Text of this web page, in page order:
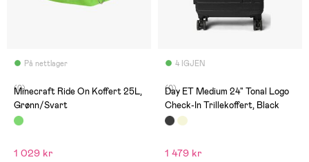
På nettlager
(0)
Minecraft Ride On Koffert 25L,
Grønn/Svart
1 029 kr
4 IGJEN
(0)
Day ET Medium 24" Tonal Logo
Check-In Trillekoffert, Black
1 479 kr